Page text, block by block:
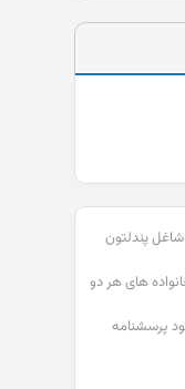
پندلتون
های هر دو
پرسشنامه